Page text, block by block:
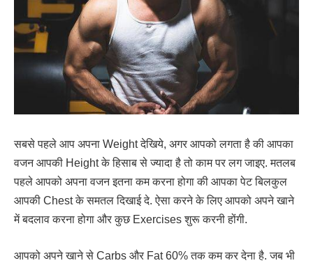
सबसे पहले आप अपना Weight देखिये, अगर आपको लगता है की आपका
वजन आपकी Height के हिसाब से ज्यादा है तो काम पर लग जाइए. मतलब
पहले आपको अपना वजन इतना कम करना होगा की आपका पेट बिलकुल
आपकी Chest के समतल दिखाई दे. ऐसा करने के लिए आपको अपने खाने
में बदलाव करना होगा और कुछ Exercises शुरू करनी होंगी.
आपको अपने खाने से Carbs और Fat 60% तक कम कर देना है. जब भी